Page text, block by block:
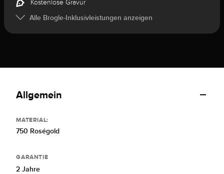
Kostenlose Gravur
Alle Brogle-Inklusivleistungen anzeigen
Allgemein
MATERIAL:
750 Roségold
GARANTIE
2 Jahre